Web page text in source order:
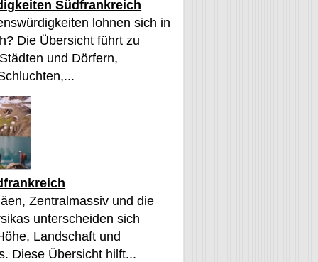
Südfrankreich
lohnen sich in
Die Übersicht führt zu
und Dörfern,
Zentralmassiv und die
unterscheiden sich
Landschaft und
Diese Übersicht hilft...